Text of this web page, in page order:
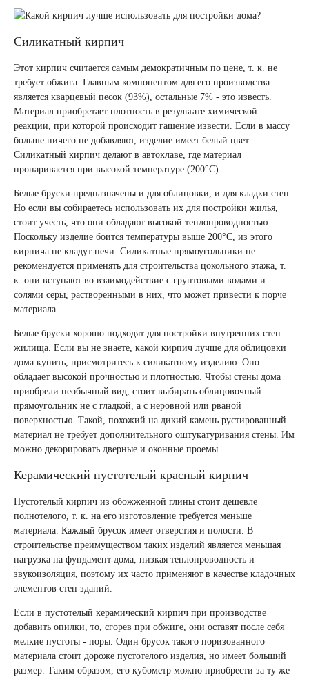
Силикатный кирпич
Этот кирпич считается самым демократичным по цене, т. к. не
требует обжига. Главным компонентом для его производства
является кварцевый песок (93%), остальные 7% - это известь.
Материал приобретает плотность в результате химической
реакции, при которой происходит гашение извести. Если в массу
больше ничего не добавляют, изделие имеет белый цвет.
Силикатный кирпич делают в автоклаве, где материал
пропаривается при высокой температуре (200°С).
Белые бруски предназначены и для облицовки, и для кладки стен.
Но если вы собираетесь использовать их для постройки жилья,
стоит учесть, что они обладают высокой теплопроводностью.
Поскольку изделие боится температуры выше 200°С, из этого
кирпича не кладут печи. Силикатные прямоугольники не
рекомендуется применять для строительства цокольного этажа, т.
к. они вступают во взаимодействие с грунтовыми водами и
солями серы, растворенными в них, что может привести к порче
материала.
Белые бруски хорошо подходят для постройки внутренних стен
жилища. Если вы не знаете, какой кирпич лучше для облицовки
дома купить, присмотритесь к силикатному изделию. Оно
обладает высокой прочностью и плотностью. Чтобы стены дома
приобрели необычный вид, стоит выбирать облицовочный
прямоугольник не с гладкой, а с неровной или рваной
поверхностью. Такой, похожий на дикий камень рустированный
материал не требует дополнительного оштукатуривания стены. Им
можно декорировать дверные и оконные проемы.
Керамический пустотелый красный кирпич
Пустотелый кирпич из обожженной глины стоит дешевле
полнотелого, т. к. на его изготовление требуется меньше
материала. Каждый брусок имеет отверстия и полости. В
строительстве преимуществом таких изделий является меньшая
нагрузка на фундамент дома, низкая теплопроводность и
звукоизоляция, поэтому их часто применяют в качестве кладочных
элементов стен зданий.
Если в пустотелый керамический кирпич при производстве
добавить опилки, то, сгорев при обжиге, они оставят после себя
мелкие пустоты - поры. Один брусок такого поризованного
материала стоит дороже пустотелого изделия, но имеет больший
размер. Таким образом, его кубометр можно приобрести за ту же